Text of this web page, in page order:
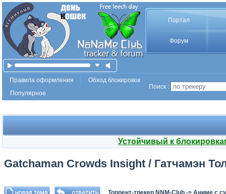
Портал
Форум
Правила оформления
Обход блокировок
Популярное
Поиск :
Устойчивый к
Gatchaman Crowds Insight / Гатчамэн
Торрент-трекер NNM-Club -> Аниме с